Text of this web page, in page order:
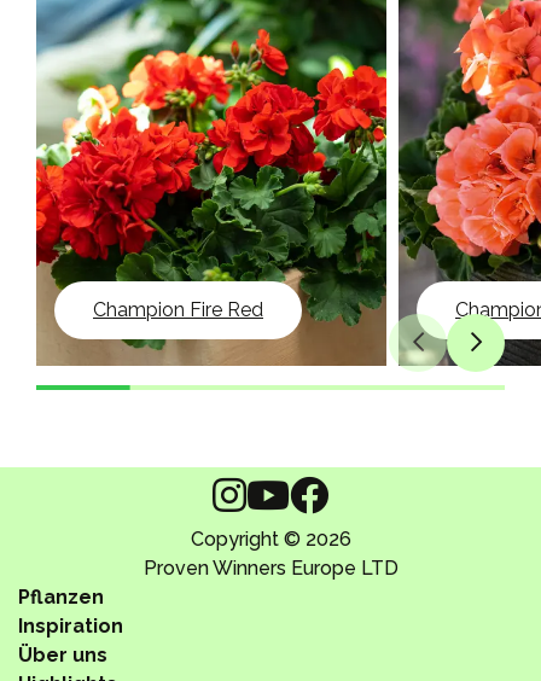
Champion Fire Red
Copyright © 2026
Proven Winners Europe LTD
Pflanzen
Inspiration
Über uns